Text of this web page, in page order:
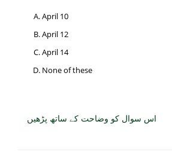
April 10
April 12
April 14
None of these
اس سوال کو وضاحت کے ساتھ پڑھیں